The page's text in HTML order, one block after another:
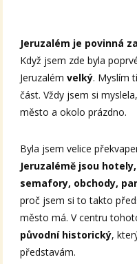
Jeruzalém je povinná
Když jsem zde byla
Jeruzalémvelký. Myslím
část. Vždy jsem si
město a okolo prázdno.
Byla jsem velice
Jeruzalémě jsou
semafory, obchody,
proč jsem si to takto
město má. V centru
původní historický,
představám.